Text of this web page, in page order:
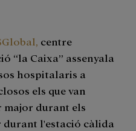
centre
“la Caixa” assenyala
hospitalaris a
els que van
major durant els
durant l'estació càlida